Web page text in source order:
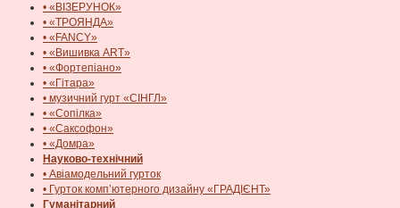
• «ВІЗЕРУНОК»
• «ТРОЯНДА»
• «FANCY»
• «Вишивка ART»
• «Фортепіано»
• «Гітара»
• музичний гурт «СІНГЛ»
• «Сопілка»
• «Саксофон»
• «Домра»
Науково-технічний
• Авіамодельний гурток
• Гурток комп’ютерного дизайну «ГРАДІЄНТ»
Гуманітарний